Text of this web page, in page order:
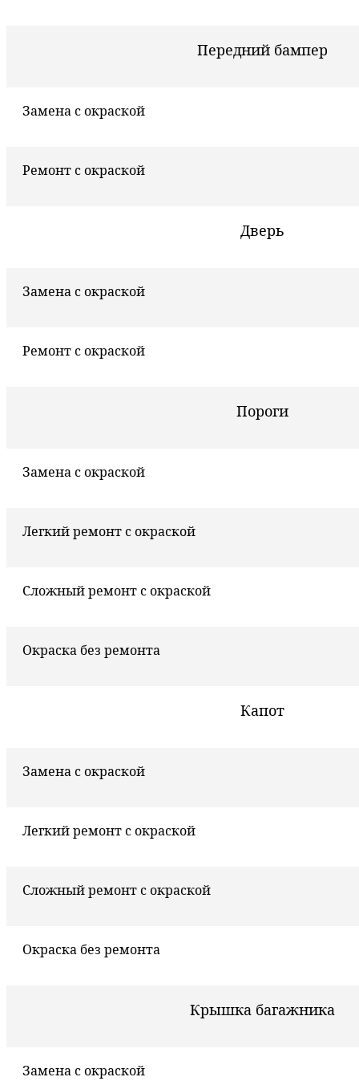
Передний бампер
Замена с окраской
Ремонт с окраской
Дверь
Замена с окраской
Ремонт с окраской
Пороги
Замена с окраской
Легкий ремонт с окраской
Сложный ремонт с окраской
Окраска без ремонта
Капот
Замена с окраской
Легкий ремонт с окраской
Сложный ремонт с окраской
Окраска без ремонта
Крышка багажника
Замена с окраской